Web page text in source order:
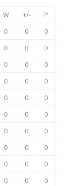
W +/-
P
0 0
0
0 0
0
0 0
0
0 0
0
0 0
0
0 0
0
0 0
0
0 0
0
0 0
0
0 0
0